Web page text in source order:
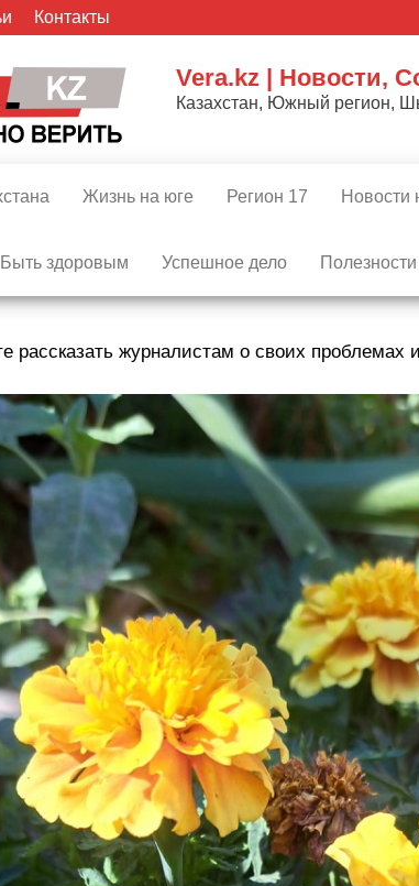
Контакты
Vera.kz | Новости,
Казахстан, Южный регион,
Жизнь на юге Регион 17 Новости
Быть здоровым Успешное дело Полезности
рассказать журналистам о своих